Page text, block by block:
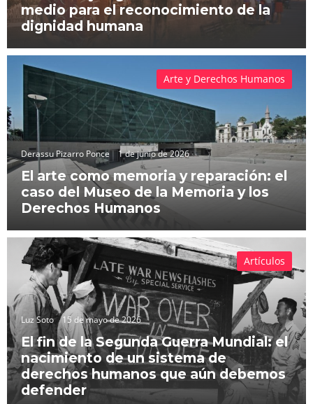
medio para el reconocimiento de la
dignidad humana
Derassu Pizarro Ponce 1 de junio de 2026
El arte como memoria y reparación: el
caso del Museo de la Memoria y los
Derechos Humanos
Arte y Derechos Humanos
Luz Soto 15 de mayo de 2026
El fin de la Segunda Guerra Mundial: el
nacimiento de un sistema de
derechos humanos que aún debemos
defender
Artículos